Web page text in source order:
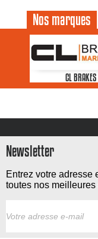
Nos marques
CL BRAKES
Newsletter
Entrez votre adresse
toutes nos meilleures